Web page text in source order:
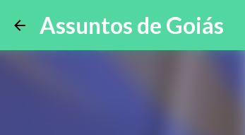
Assuntos de Goiás